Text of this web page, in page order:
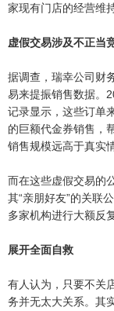
家现有门店的经营维
虚假交易涉及不正当
据调查，瑞幸公司财
易来提振销售数据。
记录显示，这些订单
的巨额代金券销售，
销售规模远高于真实
而在这些虚假交易的
其“亲朋好友”的关联
多家机构进行大额反
展开全面自救
有人认为，只要不关
务并无太大关系。其